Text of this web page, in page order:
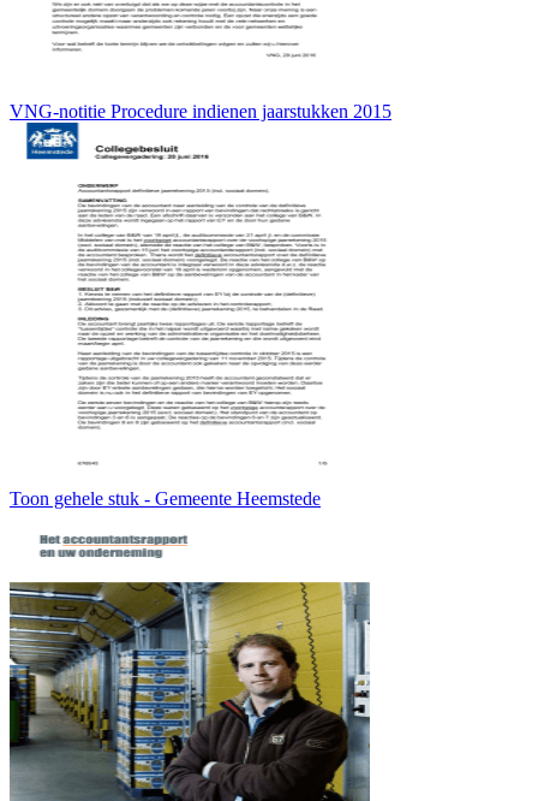
VNG-notitie Procedure indienen jaarstukken 2015
Toon gehele stuk - Gemeente Heemstede